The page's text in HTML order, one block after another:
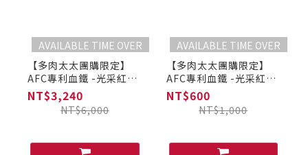
AVAILABLE TIME OVER
【多肉太太團購限定】
AFC專利血鐵 -光采紅顏
鐵+C 六入組
NT$3,240
NT$6,000
AVAILABLE TIME OVER
【多肉太太團購限定】
AFC專利血鐵 -光采紅顏
鐵+C 60粒包(日本原裝)
NT$600
NT$1,000